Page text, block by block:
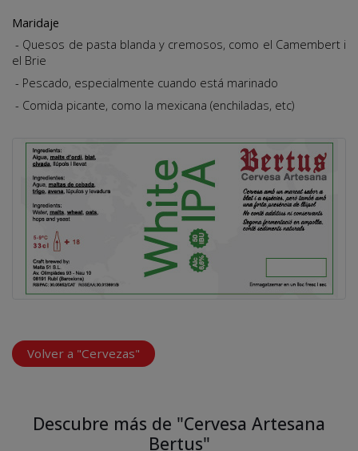
Maridaje
- Quesos de pasta blanda y cremosos, como el Camembert i
el Brie
- Pescado, especialmente cuando está marinado
- Comida picante, como la mexicana (enchiladas, etc)
Volver a "Cervezas"
Descubre más de "Cervesa Artesana
Bertus"